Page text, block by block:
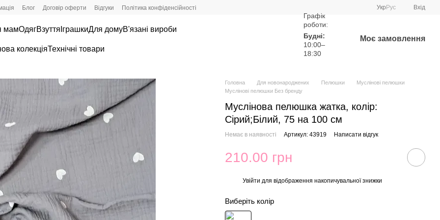
Блог Договір оферти Відгуки Політика конфіденсійності Укр Рус Вхід
мамОдягВзуття ІграшкиДля домуВ'язані вироби
колекціяТехнічні товари
Графік
роботи:
Будні:
10:00–
18:30
Моє замовлення
Головна Для новонароджених Пелюшки
Муслінові пелюшки
Муслінові пелюшки Без бренду
Муслінова пелюшка жатка, колір:
Сірий;Білий, 75 на 100 см
Немає в наявності Артикул: 43919 Написати відгук
210.00 грн
Увійти для відображення накопичувальної знижки
Виберіть колір